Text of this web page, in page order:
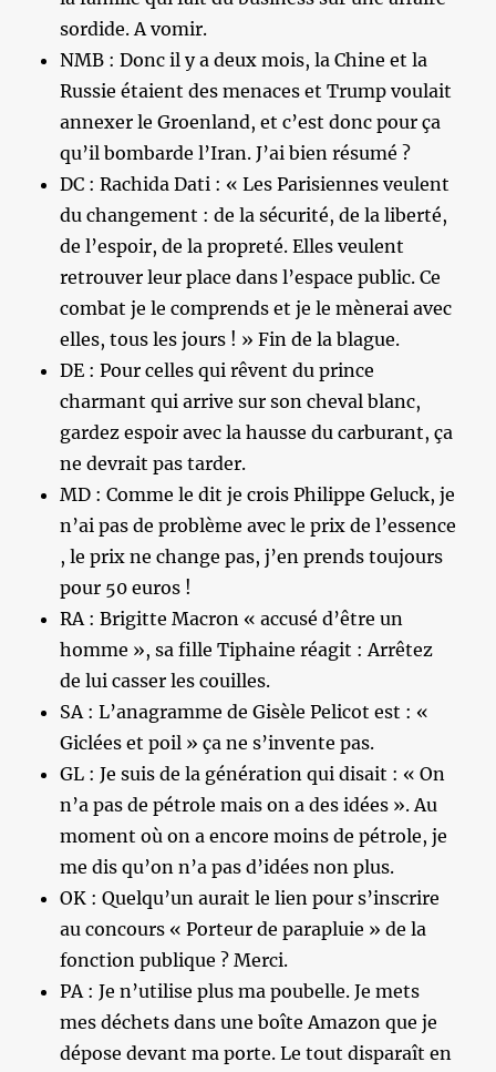
sordide. A vomir.
NMB : Donc il y a deux mois, la Chine et la
Russie étaient des menaces et Trump voulait
annexer le Groenland, et c’est donc pour ça
qu’il bombarde l’Iran. J’ai bien résumé ?
DC : Rachida Dati : « Les Parisiennes veulent
du changement : de la sécurité, de la liberté,
de l’espoir, de la propreté. Elles veulent
retrouver leur place dans l’espace public. Ce
combat je le comprends et je le mènerai avec
elles, tous les jours ! » Fin de la blague.
DE : Pour celles qui rêvent du prince
charmant qui arrive sur son cheval blanc,
gardez espoir avec la hausse du carburant, ça
ne devrait pas tarder.
MD : Comme le dit je crois Philippe Geluck, je
n’ai pas de problème avec le prix de l’essence
, le prix ne change pas, j’en prends toujours
pour 50 euros !
RA : Brigitte Macron « accusé d’être un
homme », sa fille Tiphaine réagit : Arrêtez
de lui casser les couilles.
SA : L’anagramme de Gisèle Pelicot est : «
Giclées et poil » ça ne s’invente pas.
GL : Je suis de la génération qui disait : « On
n’a pas de pétrole mais on a des idées ». Au
moment où on a encore moins de pétrole, je
me dis qu’on n’a pas d’idées non plus.
OK : Quelqu’un aurait le lien pour s’inscrire
au concours « Porteur de parapluie » de la
fonction publique ? Merci.
PA : Je n’utilise plus ma poubelle. Je mets
mes déchets dans une boîte Amazon que je
dépose devant ma porte. Le tout disparaît en